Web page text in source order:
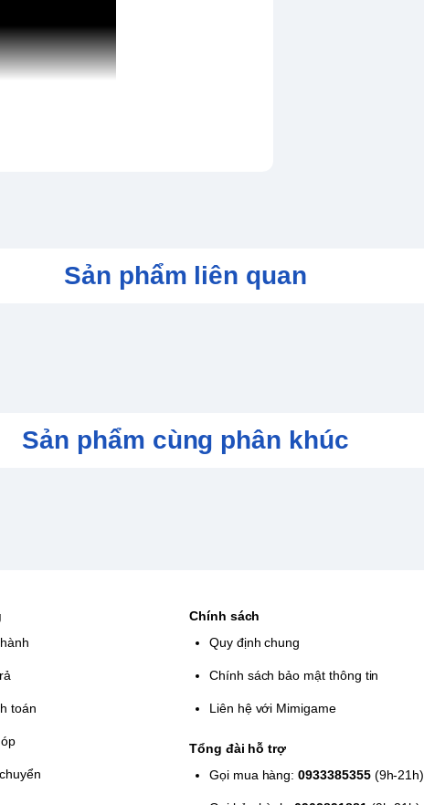
Sản phẩm liên quan
Sản phẩm cùng phân khúc
toán
Chính sách
Quy định chung
Chính sách bảo mật thông tin
Liên hệ với Mimigame
Tổng đài hỗ trợ
Gọi mua hàng:0933385355(9h-21h)